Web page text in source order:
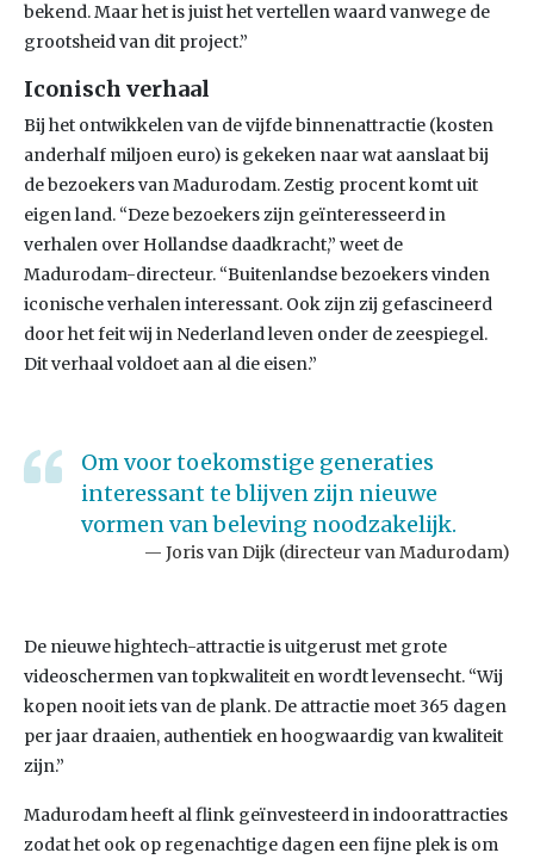
bekend. Maar het is juist het vertellen waard vanwege de
grootsheid van dit project.”
Iconisch verhaal
Bij het ontwikkelen van de vijfde binnenattractie (kosten
anderhalf miljoen euro) is gekeken naar wat aanslaat bij
de bezoekers van Madurodam. Zestig procent komt uit
eigen land. “Deze bezoekers zijn geïnteresseerd in
verhalen over Hollandse daadkracht,” weet de
Madurodam-directeur. “Buitenlandse bezoekers vinden
iconische verhalen interessant. Ook zijn zij gefascineerd
door het feit wij in Nederland leven onder de zeespiegel.
Dit verhaal voldoet aan al die eisen.”
Om voor toekomstige generaties
interessant te blijven zijn nieuwe
vormen van beleving noodzakelijk.
Joris van Dijk (directeur van Madurodam)
De nieuwe hightech-attractie is uitgerust met grote
videoschermen van topkwaliteit en wordt levensecht. “Wij
kopen nooit iets van de plank. De attractie moet 365 dagen
per jaar draaien, authentiek en hoogwaardig van kwaliteit
zijn.”
Madurodam heeft al flink geïnvesteerd in indoorattracties
zodat het ook op regenachtige dagen een fijne plek is om